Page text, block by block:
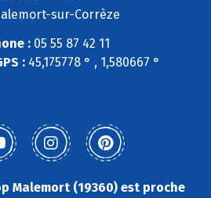
sur-Corrèze
: 05 55 87 42 11
: 45,175778 ° , 1,580667 °
Malemort (19360) est proche